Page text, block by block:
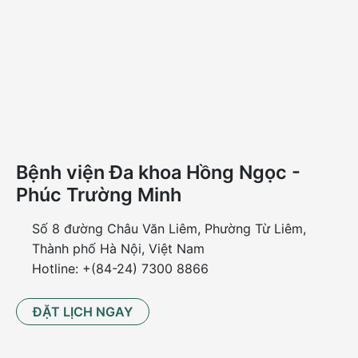
khiến cho nồng độ acid uric trong máu tăng cao tích
tụ lại làm các bệnh càng trầm trọng thêm. Mức độ
suy thận càng nặng càng làm tăng nguy cơ các biến
chứng nguy hiểm khác cho cơ thể, trong đó có tử
vong.
[GIẢI ĐÁP] Bệnh gút có nguy hiểm không?
Bệnh viện Đa khoa Hồng Ngọc -
Phúc Trường Minh
Số 8 đường Châu Văn Liêm, Phường Từ Liêm,
Thành phố Hà Nội, Việt Nam
Hotline: +(84-24) 7300 8866
ĐẶT LỊCH NGAY